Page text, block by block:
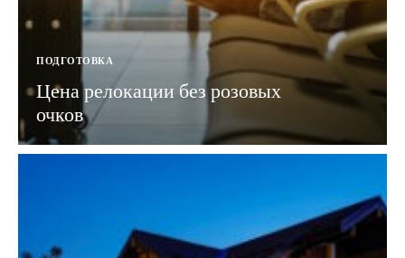
ПОДГОТОВКА
Цена релокации без розовых
очков